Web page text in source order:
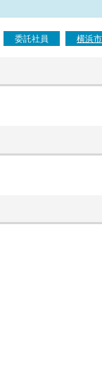
委託社員 横浜